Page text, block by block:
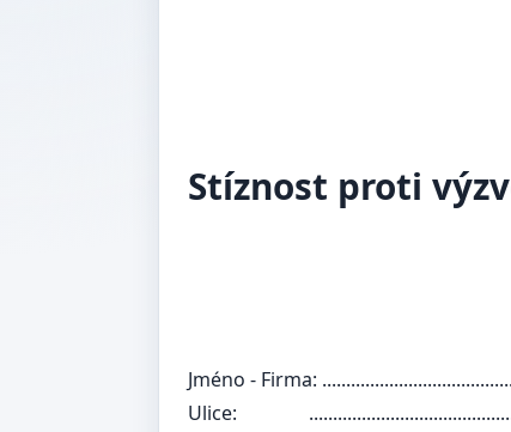
Stíznost proti
Jméno - Firma:
Ulice: